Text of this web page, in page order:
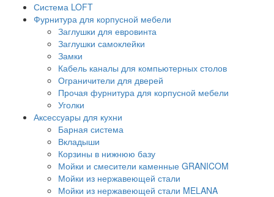
Система LOFT
Фурнитура для корпусной мебели
Заглушки для евровинта
Заглушки самоклейки
Замки
Кабель каналы для компьютерных столов
Ограничители для дверей
Прочая фурнитура для корпусной мебели
Уголки
Аксессуары для кухни
Барная система
Вкладыши
Корзины в нижнюю базу
Мойки и смесители каменные GRANICOM
Мойки из нержавеющей стали
Мойки из нержавеющей стали MELANA